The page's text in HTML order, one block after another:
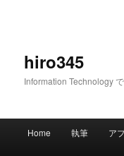
hiro345
Information Technology
Home 執筆 ア